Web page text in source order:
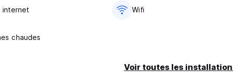
internet Wifi
chaudes
Voir toutes les